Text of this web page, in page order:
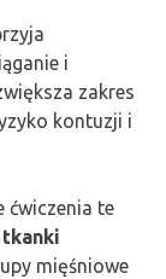
i
zakres
kontuzji i
ćwiczenia te
mięśniowe